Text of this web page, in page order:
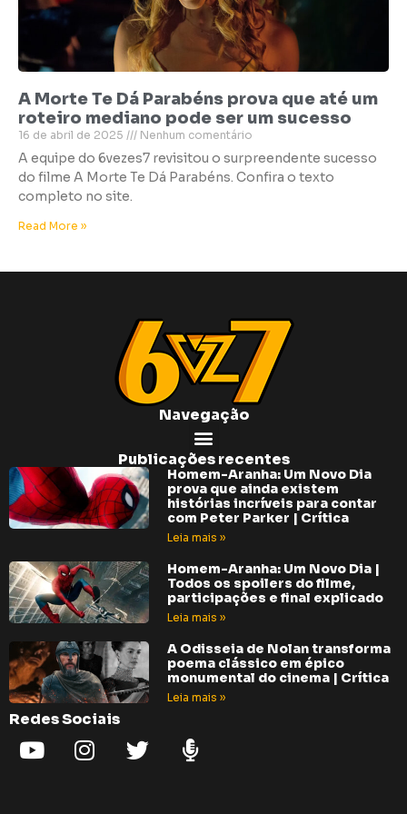
A Morte Te Dá Parabéns prova que até um
roteiro mediano pode ser um sucesso
16 de abril de 2025 Nenhum comentário
A equipe do 6vezes7 revisitou o surpreendente sucesso
do filme A Morte Te Dá Parabéns. Confira o texto
completo no site.
Read More »
Navegação
Publicações recentes
Homem-Aranha: Um Novo Dia
prova que ainda existem
histórias incríveis para contar
com Peter Parker | Crítica
Leia mais »
Homem-Aranha: Um Novo Dia |
Todos os spoilers do filme,
participações e final explicado
Leia mais »
A Odisseia de Nolan transforma
poema clássico em épico
monumental do cinema | Crítica
Leia mais »
Redes Sociais